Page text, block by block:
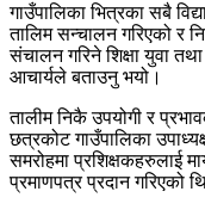
गाउँपालिका भित्रका सबै
तालिम सन्चालन गरिएको र
संचालन गरिने शिक्षा युवा
आचार्यले बताउनु भयो।
तालीम निकै उपयोगी र
छत्रकोट गाउँपालिका
समरोहमा प्रशिक्षकहरुलाई
प्रमाणपत्र प्रदान गरिएको